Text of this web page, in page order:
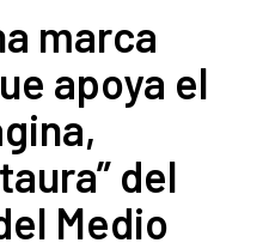
marca
apoya el
del
Medio